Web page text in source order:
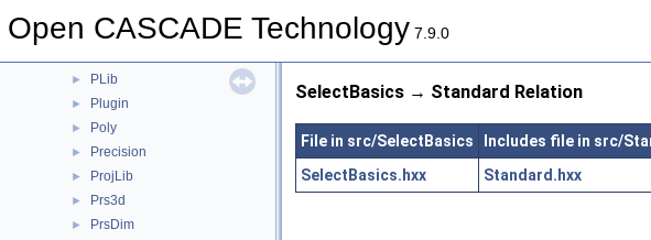
Open CASCADE Technology 7.9.0
► PCDM
► PLib
► Plugin
► Poly
► Precision
► ProjLib
► Prs3d
► PrsDim
SelectBasics → Standard Relation
File in src/SelectBasics
Includes file in src/
SelectBasics.hxx
Standard.hxx